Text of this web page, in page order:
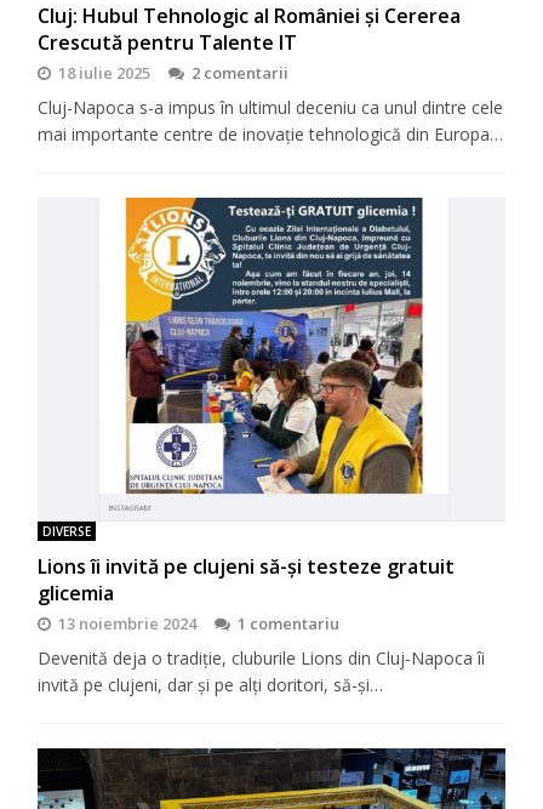
Cluj: Hubul Tehnologic al României și Cererea
Crescută pentru Talente IT
18 iulie 2025 2 comentarii
Cluj-Napoca s-a impus în ultimul deceniu ca unul dintre cele
mai importante centre de inovație tehnologică din Europa…
DIVERSE
Lions îi invită pe clujeni să-şi testeze gratuit
glicemia
13 noiembrie 2024 1 comentariu
Devenită deja o tradiţie, cluburile Lions din Cluj-Napoca îi
invită pe clujeni, dar şi pe alţi doritori, să-şi…